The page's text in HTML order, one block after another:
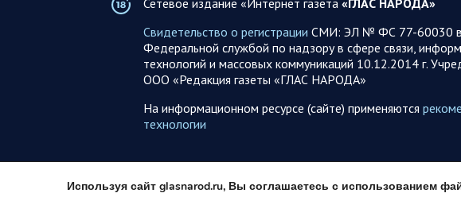
Свидетельство о регистрации СМИ: ЭЛ № ФС 77-60030
Федеральной службой по надзору в сфере связи,
технологий и массовых коммуникаций 10.12.2014 г.
ООО «Редакция газеты «ГЛАС НАРОДА»
На информационном ресурсе (сайте) применяются
технологии
Используя сайт glasnarod.ru, Вы соглашаетесь с использованием